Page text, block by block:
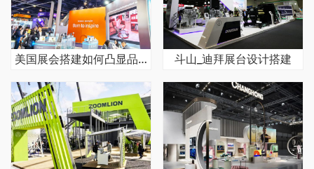
美国展会搭建如何凸显品牌个性 斗山_迪拜展台设计搭建